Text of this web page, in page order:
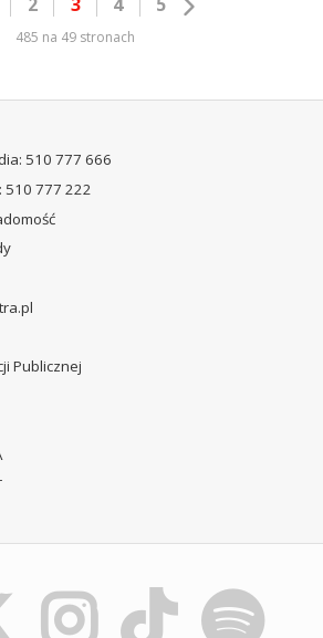
485 na 49 stronach
510 777 666
510 777 222
Publicznej